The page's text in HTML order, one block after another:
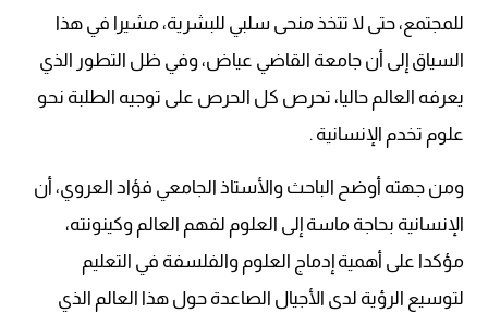
للمجتمع، حتى لا تتخذ منحى سلبي للبشرية، مشيرا في هذا
السياق إلى أن جامعة القاضي عياض، وفي ظل التطور الذي
يعرفه العالم حاليا، تحرص كل الحرص على توجيه الطلبة نحو
علوم تخدم الإنسانية .
ومن جهته أوضح الباحث والأستاذ الجامعي فؤاد العروي، أن
الإنسانية بحاجة ماسة إلى العلوم لفهم العالم وكينونته،
مؤكدا على أهمية إدماج العلوم والفلسفة في التعليم
لتوسيع الرؤية لدى الأجيال الصاعدة حول هذا العالم الذي